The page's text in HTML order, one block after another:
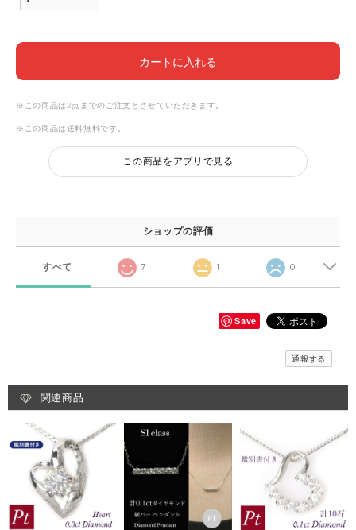
カートに入れる
※この商品は2点までのご注文とさせていただきます。
※この商品は 送料無料です。
この商品をアプリで見る
ショップの評価
すべて 7 1 0
Save
通報する
関連商品